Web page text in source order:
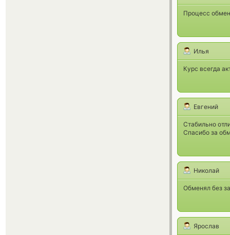
Процесс
Илья
Курс всегда
Евгений
Стабильно
Спасибо за
Николай
Обменял без
Ярослав